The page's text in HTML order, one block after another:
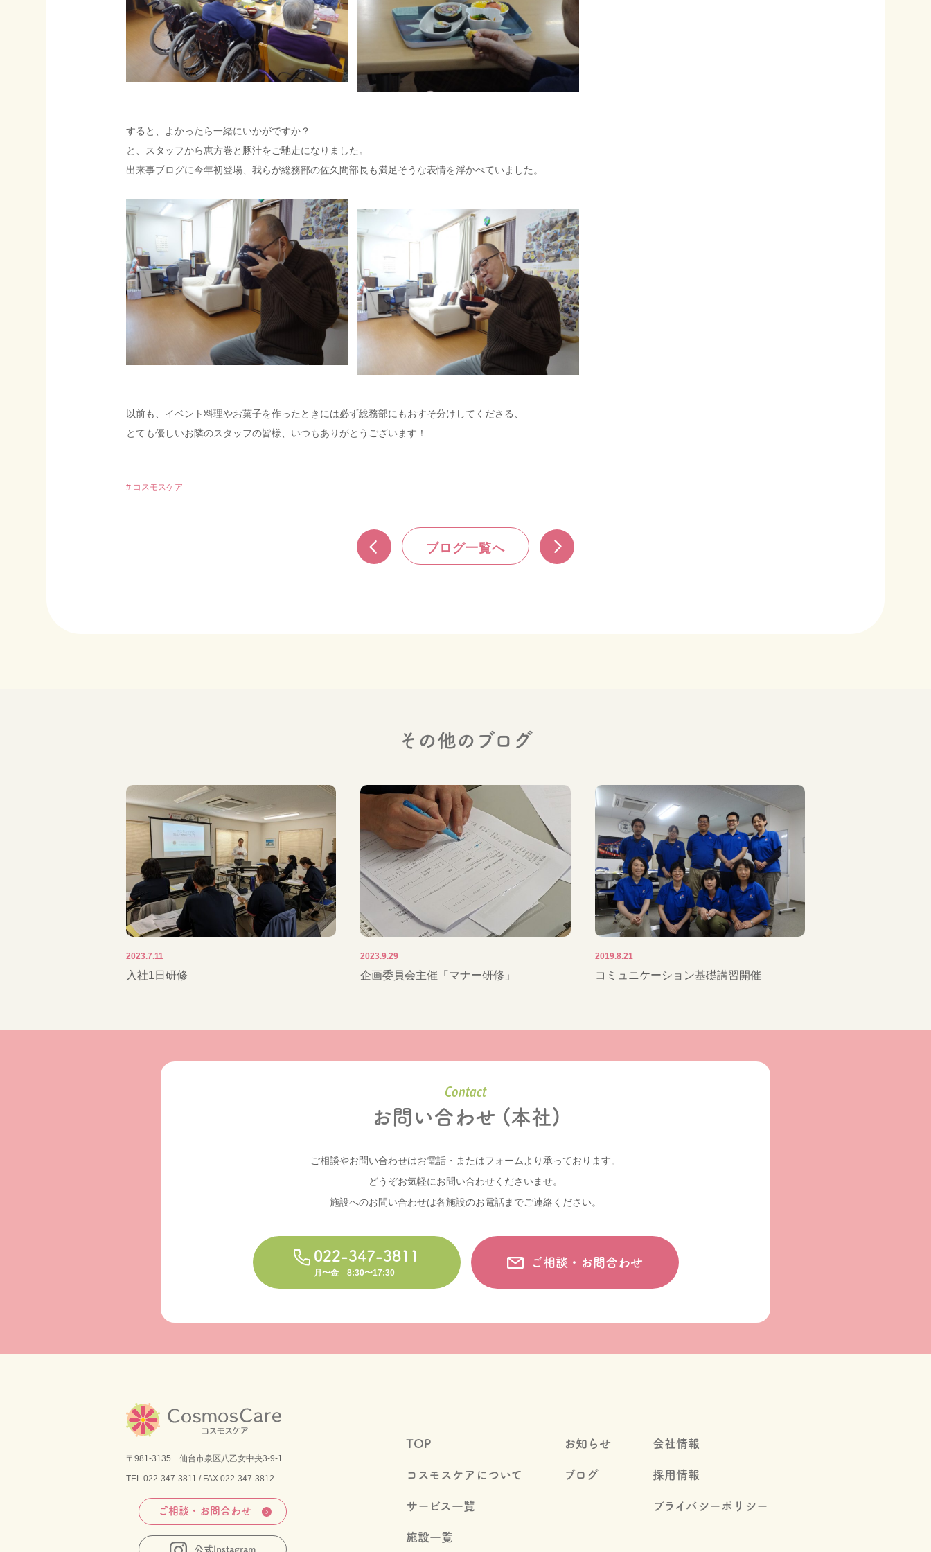
すると、よかったら一緒にいかがですか？
と、スタッフから恵方巻と豚汁をご馳走になりました。
出来事ブログに今年初登場、我らが総務部の佐久間部長も満足そうな表情を浮かべていました。
以前も、イベント料理やお菓子を作ったときには必ず総務部にもおすそ分けしてくださる、
とても優しいお隣のスタッフの皆様、いつもありがとうございます！
# コスモスケア
ブログ一覧へ
その他のブログ
2023.7.11
入社1日研修
2023.9.29
企画委員会主催「マナー研修」
2019.8.21
コミュニケーション基礎講習開催
Contact
お問い合わせ (本社)
ご相談やお問い合わせはお電話・またはフォームより承っております。
どうぞお気軽にお問い合わせくださいませ。
施設へのお問い合わせは各施設のお電話までご連絡ください。
022-347-3811
月〜金 8:30〜17:30
ご相談・お問合わせ
〒981-3135 仙台市泉区八乙女中央3-9-1
TEL 022-347-3811 / FAX 022-347-3812
ご相談・お問合わせ
公式Instagram
TOP
コスモスケアについて
サービス一覧
施設一覧
お知らせ
ブログ
会社情報
採用情報
プライバシーポリシー